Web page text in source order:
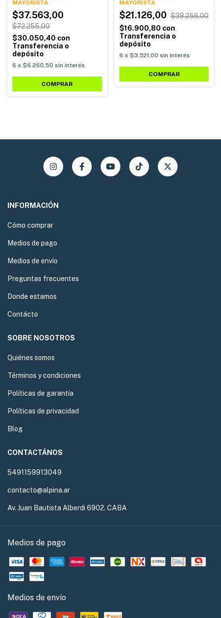
$37.563,00
$72.255,00
$30.050,40 con
Transferencia o
depósito
6 x $6.260,50 sin interés
COMPRAR
$21.126,00 $38.256,00
$16.900,80 con
Transferencia o
depósito
6 x $3.521,00 sin interés
COMPRAR
INFORMACIÓN
Cómo comprar
Medios de pago
Medios de envío
Preguntas frecuentes
Donde estamos
Contácto
SOBRE NOSOTROS
Quiénes somos
Términos y condiciones
Políticas de garantía
Políticas de privacidad
Blog
CONTACTÁNOS
5491159913049
contacto@alpina.ar
Av. Juan Bautista Alberdi 6902. CABA
Medios de pago
Medios de envío